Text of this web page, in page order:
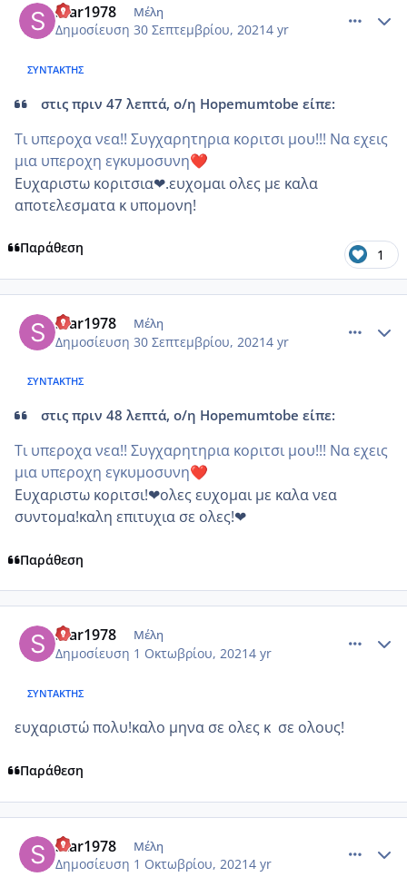
Star1978 Μέλη
Δημοσίευση 30 Σεπτεμβρίου, 20214 yr
ΣΥΝΤΆΚΤΗΣ
στις πριν 47 λεπτά, ο/η Hopemumtobe είπε:
Τι υπεροχα νεα!! Συγχαρητηρια κοριτσι μου!!! Να εχεις
μια υπεροχη εγκυμοσυνη❤️
Ευχαριστω κοριτσια❤.ευχομαι ολες με καλα
αποτελεσματα κ υπομονη!
Παράθεση 1
Star1978 Μέλη
Δημοσίευση 30 Σεπτεμβρίου, 20214 yr
ΣΥΝΤΆΚΤΗΣ
στις πριν 48 λεπτά, ο/η Hopemumtobe είπε:
Τι υπεροχα νεα!! Συγχαρητηρια κοριτσι μου!!! Να εχεις
μια υπεροχη εγκυμοσυνη❤️
Ευχαριστω κοριτσι!❤ολες ευχομαι με καλα νεα
συντομα!καλη επιτυχια σε ολες!❤
Παράθεση
Star1978 Μέλη
Δημοσίευση 1 Οκτωβρίου, 20214 yr
ΣΥΝΤΆΚΤΗΣ
ευχαριστώ πολυ!καλο μηνα σε ολες κ σε ολους!
Παράθεση
Star1978 Μέλη
Δημοσίευση 1 Οκτωβρίου, 20214 yr